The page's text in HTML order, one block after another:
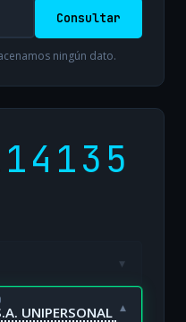
Consultar
ningún dato.
▾
UNIPERSONAL ▾